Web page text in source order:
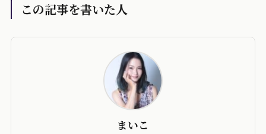
この記事を書いた人
まいこ